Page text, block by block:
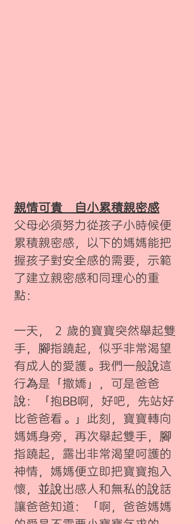
親情可貴 自小累積親密感
父母必須努力從孩子小時候便
累積親密感，以下的媽媽能把
握孩子對安全感的需要，示範
了建立親密感和同理心的重
點：
一天， 2 歲的寶寶突然舉起雙
手，腳指蹺起，似乎非常渴望
有成人的愛護。我們一般說這
行為是「撒嬌」，可是爸爸
說：「抱BB啊，好吧，先站好
比爸爸看。」此刻，寶寶轉向
媽媽身旁，再次舉起雙手，腳
指蹺起，露出非常渴望呵護的
神情，媽媽便立即把寶寶抱入
懷，並說出感人和無私的說話
讓爸爸知道：「啊，爸爸媽媽